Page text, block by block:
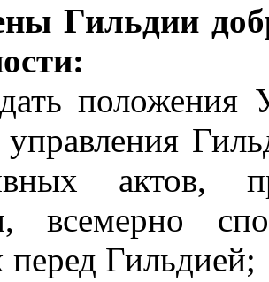
Гильдии
положения
управления
актов,
всемерно
перед Гильдией;